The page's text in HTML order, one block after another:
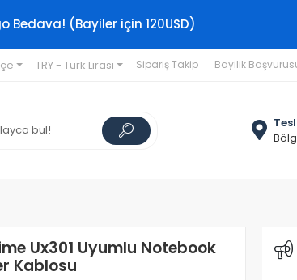
Bedava! (Bayiler için 120USD)
TRY - Türk Lirası Sipariş Takip Bayilik
Ux301 Uyumlu Notebook
Kablosu